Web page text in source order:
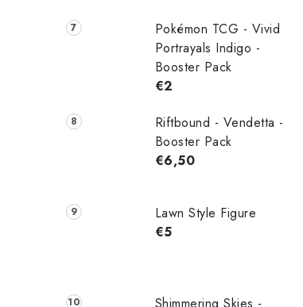
Pokémon TCG - Vivid
Portrayals Indigo -
Booster Pack
€2
Riftbound - Vendetta -
Booster Pack
€6,50
Lawn Style Figure
€5
Shimmering Skies -